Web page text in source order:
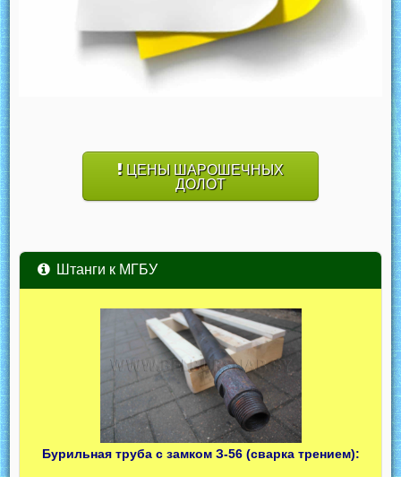
ЦЕНЫ ШАРОШЕЧНЫХ
ДОЛОТ
Штанги к МГБУ
Бурильная труба с замком З-56 (сварка трением):